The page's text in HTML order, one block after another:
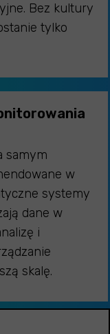
Bez kultury
tylko
samym
w
systemy
dane w
i
skalę.